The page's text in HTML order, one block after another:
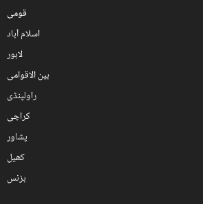
قومی
اسلام آباد
لاہور
بین الاقوامی
راولپنڈی
کراچی
پشاور
کھیل
بزنس